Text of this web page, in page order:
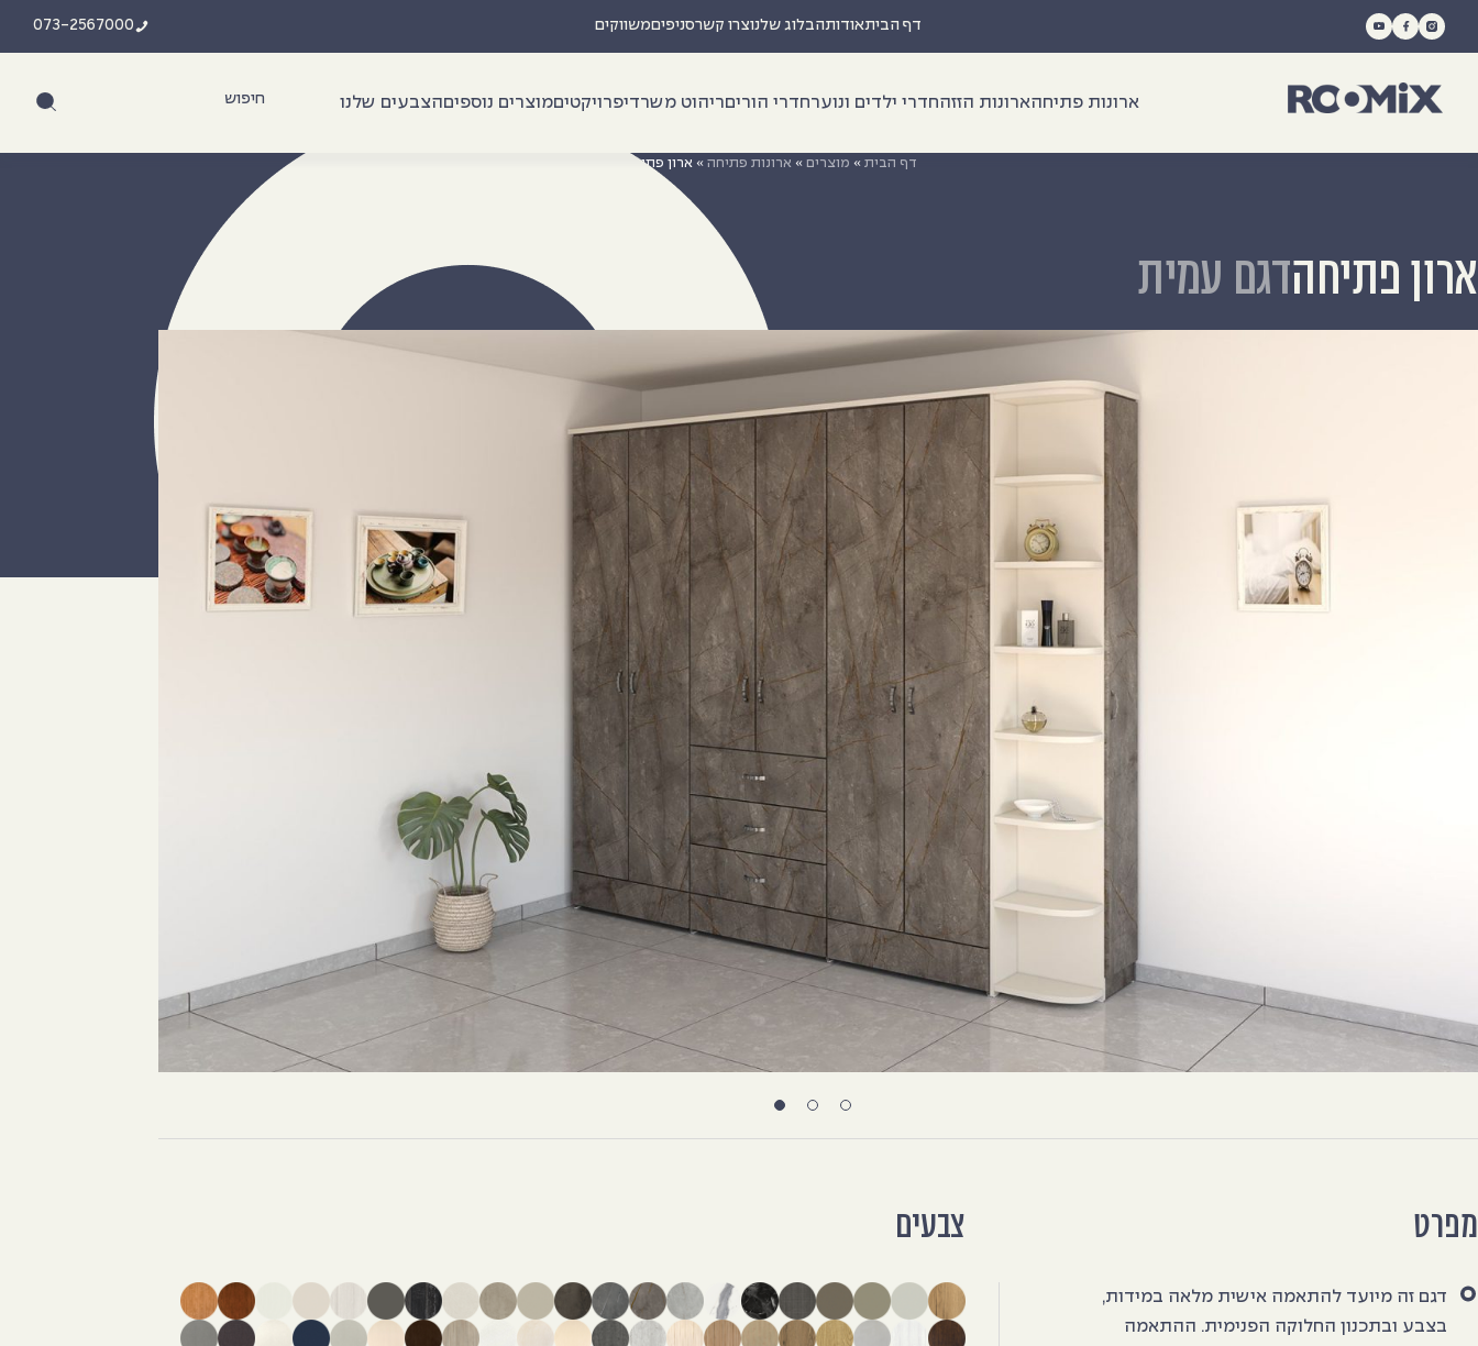
דף הביתאודותהבלוג שלנוצרו קשרסניפיםמשווקים 073-2567000
ארונות פתיחהארונות הזזהחדרי ילדים ונוערחדרי הוריםריהוט משרדיפרויקטיםמוצרים נוספיםהצבעים שלנו
דף הבית » מוצרים » ארונות פתיחה » ארון פתיחה דגם עמית
ארון פתיחהדגם עמית
מפרט
דגם זה מיועד להתאמה אישית מלאה במידות,
בצבע ובתכנון החלוקה הפנימית. ההתאמה
צבעים